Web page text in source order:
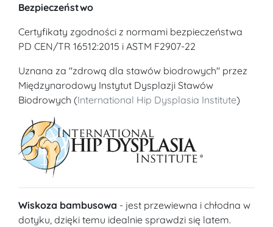
Bezpieczeństwo
Certyfikaty zgodności z normami bezpieczeństwa
PD CEN/TR 16512:2015 i ASTM F2907-22
Uznana za "zdrową dla stawów biodrowych" przez
Międzynarodowy Instytut Dysplazji Stawów
Biodrowych (International Hip Dysplasia Institute)
Wiskoza bambusowa - jest przewiewna i chłodna w
dotyku, dzięki temu idealnie sprawdzi się latem.